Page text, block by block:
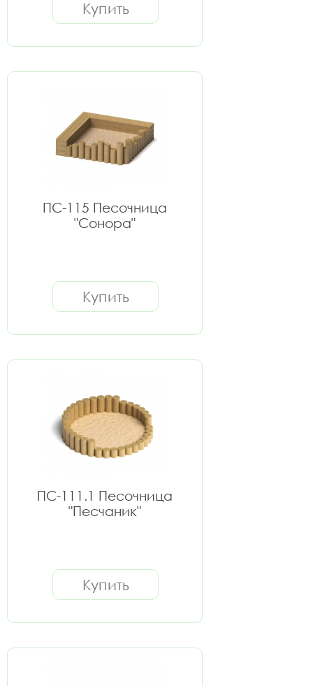
Купить
ПС-115 Песочница
"Сонора"
Купить
ПС-111.1 Песочница
"Песчаник"
Купить